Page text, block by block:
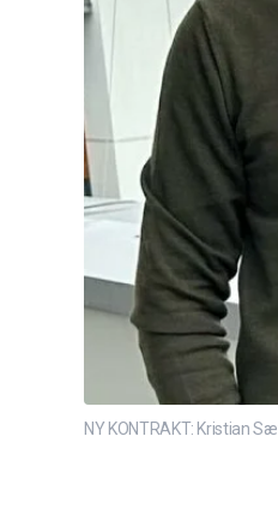
NY KONTRAKT: Kristian